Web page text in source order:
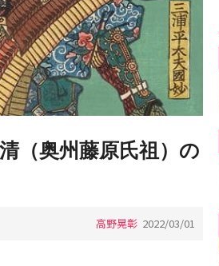
（奥州藤原氏祖）の
高野晃彰 2022/03/01